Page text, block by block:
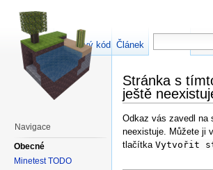
Stránka s
ještě
Odkaz vás zavedl na
neexistuje. Můžete ji
tlačítka Vytvořit
Článek
Zdrojový kód stránky
Navigace
Obecné
Minetest TODO